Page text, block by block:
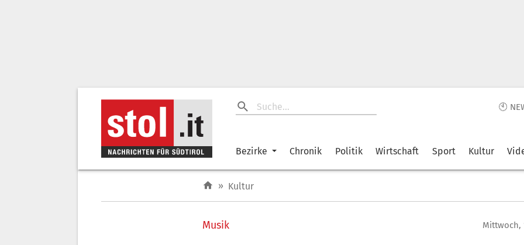
🕙
Bezirke Chronik Politik Wirtschaft Sport Kultur
» Kultur
Musik Mittwoch,